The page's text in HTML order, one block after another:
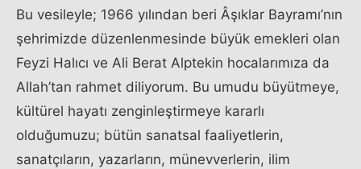
Bu vesileyle; 1966 yılından beri Âşıklar Bayramı’nın
şehrimizde düzenlenmesinde büyük emekleri olan
Feyzi Halıcı ve Ali Berat Alptekin hocalarımıza da
Allah’tan rahmet diliyorum. Bu umudu büyütmeye,
kültürel hayatı zenginleştirmeye kararlı
olduğumuzu; bütün sanatsal faaliyetlerin,
sanatçıların, yazarların, münevverlerin, ilim